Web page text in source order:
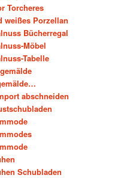
Torcheres
weißes Porzellan
Bücherregal
Möbel
Tabelle
abschneiden
Schubladen